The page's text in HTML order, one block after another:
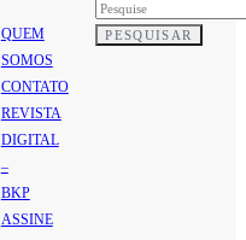
QUEM
SOMOS
CONTATO
REVISTA
DIGITAL
–
BKP
ASSINE
PESQUISAR